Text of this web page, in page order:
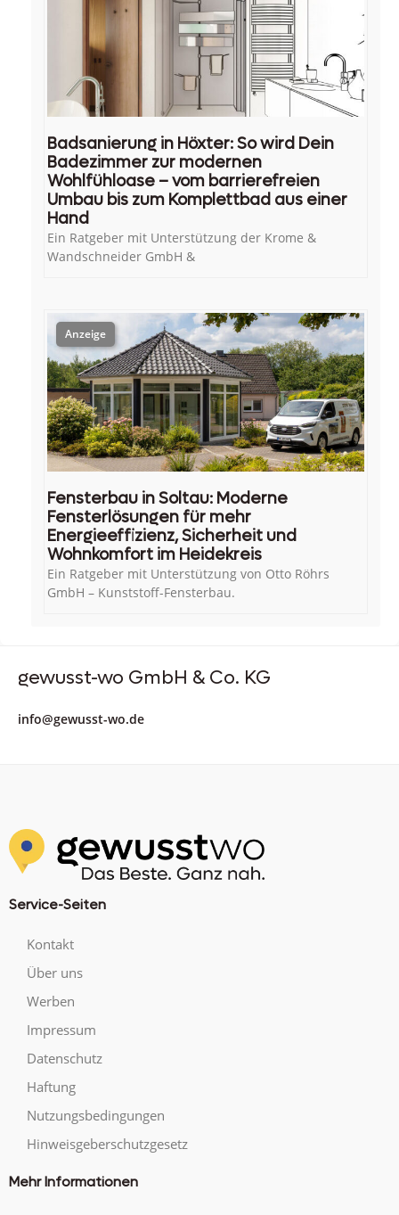
Badsanierung in Höxter: So wird Dein
Badezimmer zur modernen
Wohlfühloase – vom barrierefreien
Umbau bis zum Komplettbad aus einer
Hand
Ein Ratgeber mit Unterstützung der Krome &
Wandschneider GmbH &
Fensterbau in Soltau: Moderne
Fensterlösungen für mehr
Energieeffizienz, Sicherheit und
Wohnkomfort im Heidekreis
Ein Ratgeber mit Unterstützung von Otto Röhrs
GmbH – Kunststoff-Fensterbau.
gewusst-wo GmbH & Co. KG
info@gewusst-wo.de
Service-Seiten
Kontakt
Über uns
Werben
Impressum
Datenschutz
Haftung
Nutzungsbedingungen
Hinweisgeberschutzgesetz
Mehr Informationen